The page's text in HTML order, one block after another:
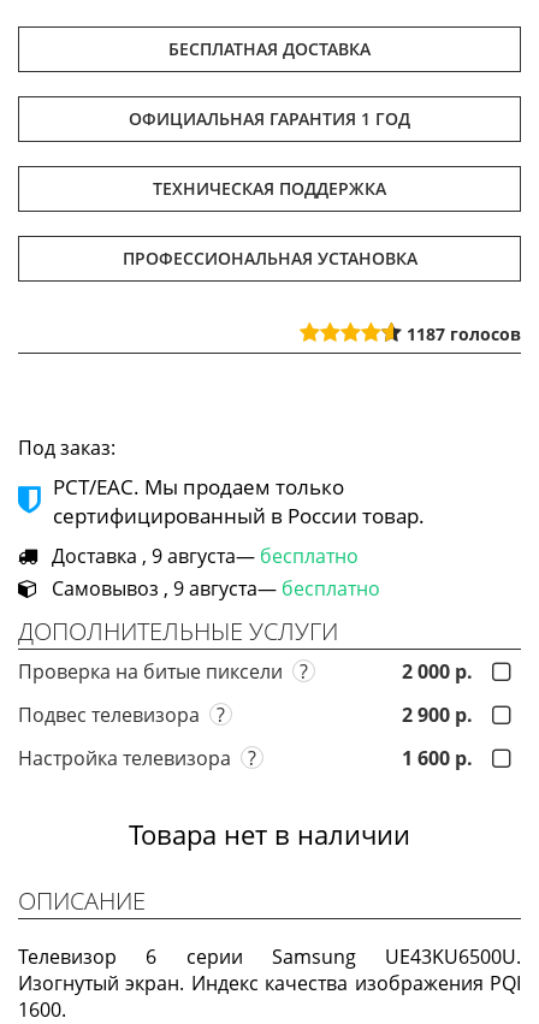
БЕСПЛАТНАЯ ДОСТАВКА
ОФИЦИАЛЬНАЯ ГАРАНТИЯ 1 ГОД
ТЕХНИЧЕСКАЯ ПОДДЕРЖКА
ПРОФЕССИОНАЛЬНАЯ УСТАНОВКА
1187 голосов
Под заказ:
РСТ/ЕАС. Мы продаем только
сертифицированный в России товар.
Доставка , 9 августа— бесплатно
Самовывоз , 9 августа— бесплатно
ДОПОЛНИТЕЛЬНЫЕ УСЛУГИ
Проверка на битые пиксели ?
2 000 р.
Подвес телевизора
?
2 900 р.
Настройка телевизора
? 1 600 р.
Товара нет в наличии
ОПИСАНИЕ
Телевизор 6 серии Samsung UE43KU6500U.
Изогнутый экран. Индекс качества изображения PQI
1600.